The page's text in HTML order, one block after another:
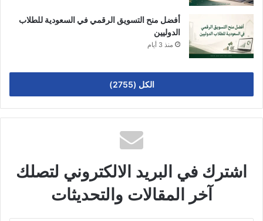
أفضل منح التسويق الرقمي في السعودية للطلاب
الدوليين
منذ 3 أيام
الكل (2755)
اشترك في البريد الالكتروني لتصلك
آخر المقالات والتحديثات